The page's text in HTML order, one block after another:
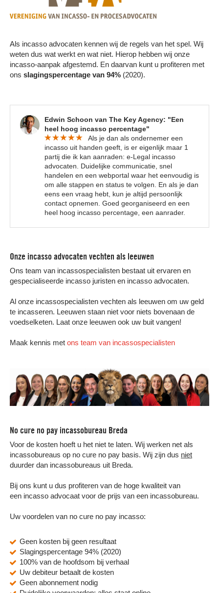
Als incasso advocaten kennen wij de regels van het spel. Wij
weten dus wat werkt en wat niet. Hierop hebben wij onze
incasso-aanpak afgestemd. En daarvan kunt u profiteren met
ons slagingspercentage van 94% (2020).
Edwin Schoon van The Key Agency: "Een
heel hoog incasso percentage"
Als je dan als ondernemer een
incasso uit handen geeft, is er eigenlijk maar 1
partij die ik kan aanraden: e-Legal incasso
advocaten. Duidelijke communicatie, snel
handelen en een webportal waar het eenvoudig is
om alle stappen en status te volgen. En als je dan
eens een vraag hebt, kun je altijd persoonlijk
contact opnemen. Goed georganiseerd en een
heel hoog incasso percentage, een aanrader.
Onze incasso advocaten vechten als leeuwen
Ons team van incassospecialisten bestaat uit ervaren en
gespecialiseerde incasso juristen en incasso advocaten.
Al onze incassospecialisten vechten als leeuwen om uw geld
te incasseren. Leeuwen staan niet voor niets bovenaan de
voedselketen. Laat onze leeuwen ook uw buit vangen!
Maak kennis met ons team van incassospecialisten
No cure no pay incassobureau Breda
Voor de kosten hoeft u het niet te laten. Wij werken net als
incassobureaus op no cure no pay basis. Wij zijn dus niet
duurder dan incassobureaus uit Breda.
Bij ons kunt u dus profiteren van de hoge kwaliteit van
een incasso advocaat voor de prijs van een incassobureau.
Uw voordelen van no cure no pay incasso:
Geen kosten bij geen resultaat
Slagingspercentage 94% (2020)
100% van de hoofdsom bij verhaal
Uw debiteur betaalt de kosten
Geen abonnement nodig